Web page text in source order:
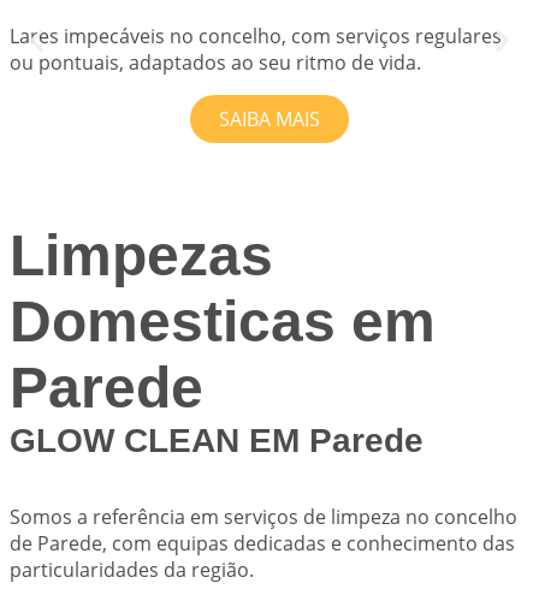
Lares impecáveis no concelho, com serviços regulares
ou pontuais, adaptados ao seu ritmo de vida.
SAIBA MAIS
Limpezas
Domesticas em
Parede
GLOW CLEAN EM Parede
Somos a referência em serviços de limpeza no concelho
de Parede, com equipas dedicadas e conhecimento das
particularidades da região.